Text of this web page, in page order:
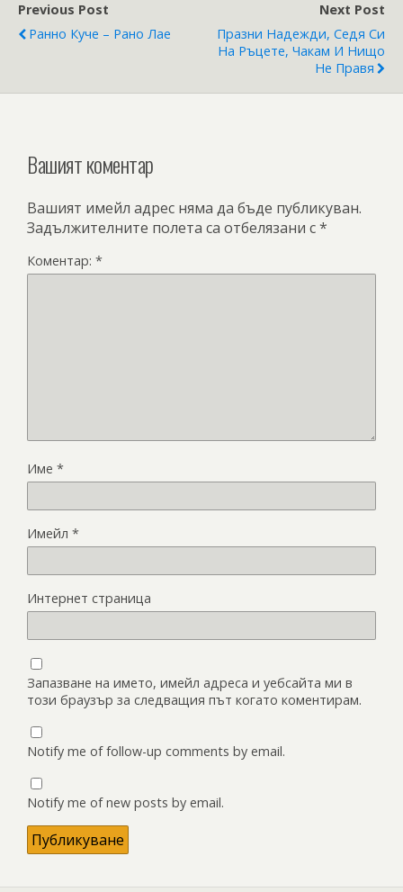
Previous Post
Ранно Куче – Рано Лае
Next Post
Празни Надежди, Седя Си
На Ръцете, Чакам И Нищо
Не Правя
Вашият коментар
Вашият имейл адрес няма да бъде публикуван.
Задължителните полета са отбелязани с*
Коментар: *
Име *
Имейл *
Интернет страница
Запазване на името, имейл адреса и уебсайта ми в
този браузър за следващия път когато коментирам.
Notify me of follow-up comments by email.
Notify me of new posts by email.